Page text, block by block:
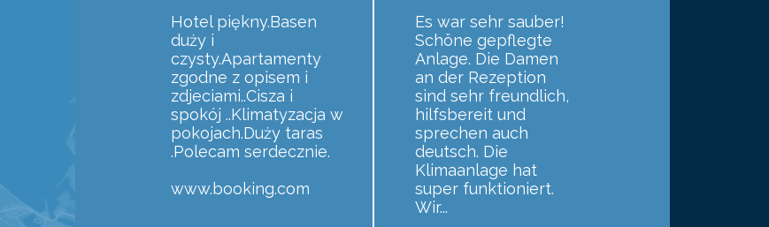
Hotel piękny.Basen
duży i
czysty.Apartamenty
zgodne z opisem i
zdjeciami..Cisza i
spokój ..Klimatyzacja w
pokojach.Duży taras
.Polecam serdecznie.
www.booking.com
Es war sehr sauber!
Schöne gepflegte
Anlage. Die Damen
an der Rezeption
sind sehr freundlich,
hilfsbereit und
sprechen auch
deutsch. Die
Klimaanlage hat
super funktioniert.
Wir...